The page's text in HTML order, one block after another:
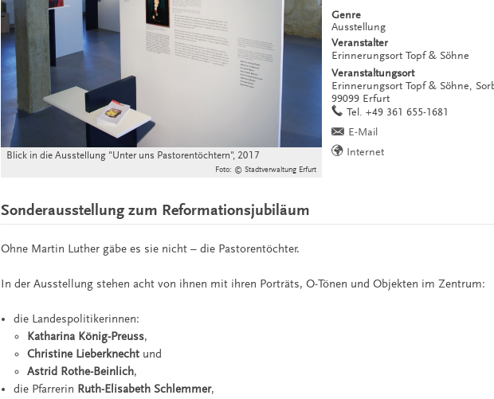
Blick in die Ausstellung "Unter uns Pastorentöchtern", 2017
Foto: © Stadtverwaltung Erfurt
Genre
Ausstellung
Veranstalter
Erinnerungsort Topf & Söhne
Veranstaltungsort
Erinnerungsort Topf & Söhne,
99099 Erfurt
work
Tel. +49 361 655-1681
E-Mail
Internet
Sonderausstellung zum Reformationsjubiläum
Ohne Martin Luther gäbe es sie nicht – die Pastorentöchter.
In der Ausstellung stehen acht von ihnen mit ihren Porträts, O-Tönen und Objekten im Zentrum:
die Landespolitikerinnen:
Katharina König-Preuss,
Christine Lieberknecht und
Astrid Rothe-Beinlich,
die Pfarrerin Ruth-Elisabeth Schlemmer,